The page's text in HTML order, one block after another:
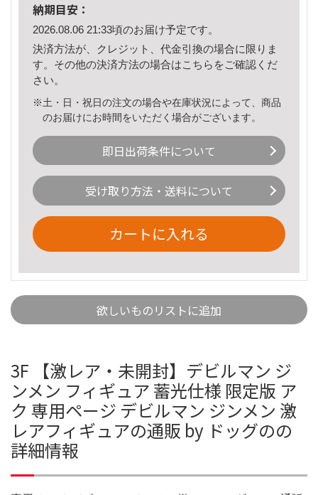
納期目安：
2026.08.06 21:33頃のお届け予定です。
決済方法が、クレジット、代金引換の場合に限りま
す。その他の決済方法の場合はこちら をご確認くだ
さい。
※土・日・祝日の注文の場合や在庫状況によって、商品
のお届けにお時間をいただく場合がございます。
即日出荷条件について
受け取り方法・送料について
カートに入れる
欲しいものリストに追加
3F 【激レア・未開封】デビルマン ジ
ンメン フィギュア 蓄光仕様 限定版 ア
ク 専用ページ デビルマン ジンメン 激
レアフィギュアの通販 by ドッグのの
詳細情報